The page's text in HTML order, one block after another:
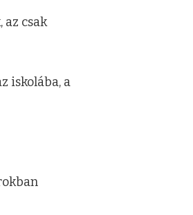
az csak
iskolába, a